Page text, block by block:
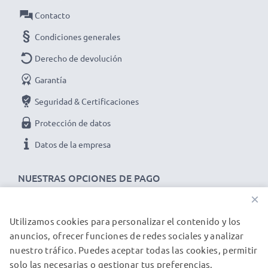
✔ Ideal para las actualizaciones de software y
➢ El cable USB es compatible con versiones USB
anteriores
Cable Mini USB de carga y de datos para
dispositivos TravelerD1 / DC-4300 / DC-5080:
Marca:
Tipo:Data & Charging cable / Interface cable
Material del Cable: PVC
Conector 1 : Mini USB
Velocidad de datos (max) : 480 MBit/s - USB 2.0
Corriente de carga: 1A
1m
NUESTRAS OPCIONES DE PAGO
Contacto
Condiciones generales
Derecho de devolución
Garantía
Seguridad & Certificaciones
Protección de datos
Datos de la empresa
NUESTROS PARTNERS DE ENVÍO
×
Utilizamos cookies para personalizar el contenido y los
anuncios, ofrecer funciones de redes sociales y analizar
nuestro tráfico. Puedes aceptar todas las cookies, permitir
solo las necesarias o gestionar tus preferencias.